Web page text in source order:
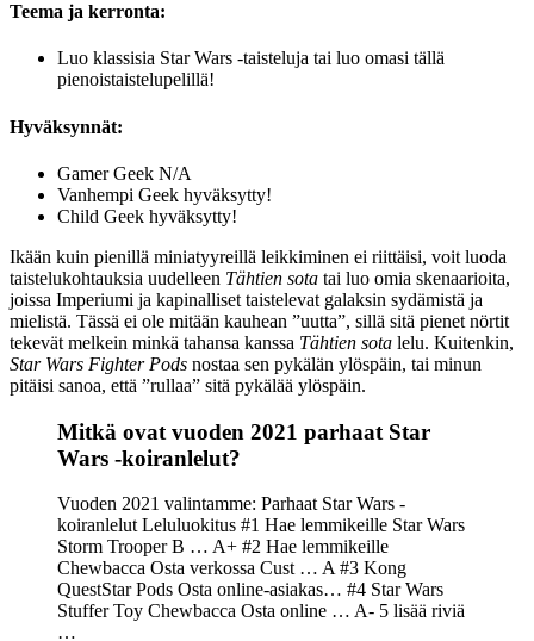
Teema ja kerronta:
Luo klassisia Star Wars -taisteluja tai luo omasi tällä
pienoistaistelupelillä!
Hyväksynnät:
Gamer Geek N/A
Vanhempi Geek hyväksytty!
Child Geek hyväksytty!
Ikään kuin pienillä miniatyyreillä leikkiminen ei riittäisi, voit luoda
taistelukohtauksia uudelleen Tähtien sota tai luo omia skenaarioita,
joissa Imperiumi ja kapinalliset taistelevat galaksin sydämistä ja
mielistä. Tässä ei ole mitään kauhean ”uutta”, sillä sitä pienet nörtit
tekevät melkein minkä tahansa kanssa Tähtien sota lelu. Kuitenkin,
Star Wars Fighter Pods nostaa sen pykälän ylöspäin, tai minun
pitäisi sanoa, että ”rullaa” sitä pykälää ylöspäin.
Mitkä ovat vuoden 2021 parhaat Star
Wars -koiranlelut?
Vuoden 2021 valintamme: Parhaat Star Wars -
koiranlelut Leluluokitus #1 Hae lemmikeille Star Wars
Storm Trooper B … A+ #2 Hae lemmikeille
Chewbacca Osta verkossa Cust … A #3 Kong
QuestStar Pods Osta online-asiakas… #4 Star Wars
Stuffer Toy Chewbacca Osta online … A- 5 lisää riviä
…